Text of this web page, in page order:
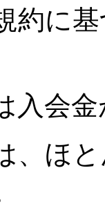
約に
入会
、ほ